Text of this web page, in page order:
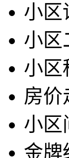
小区
小区
小区
房价
小区
金牌